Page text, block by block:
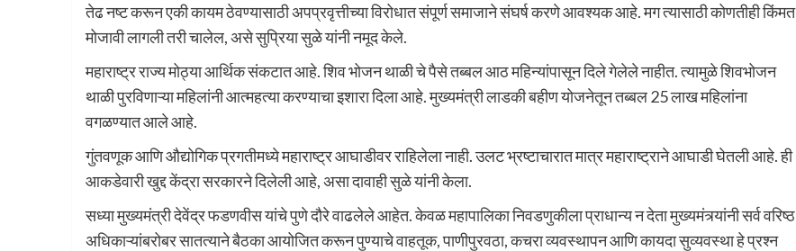
तेढ नष्ट करून एकी कायम ठेवण्यासाठी अपप्रवृत्तीच्या विरोधात संपूर्ण समाजाने संघर्ष करणे आवश्यक आहे. मग त्यासाठी कोणतीही किंमत
मोजावी लागली तरी चालेल, असे सुप्रिया सुळे यांनी नमूद केले.
महाराष्ट्र राज्य मोठ्या आर्थिक संकटात आहे. शिव भोजन थाळी चे पैसे तब्बल आठ महिन्यांपासून दिले गेलेले नाहीत. त्यामुळे शिवभोजन
थाळी पुरविणाऱ्या महिलांनी आत्महत्या करण्याचा इशारा दिला आहे. मुख्यमंत्री लाडकी बहीण योजनेतून तब्बल 25 लाख महिलांना
वगळण्यात आले आहे.
गुंतवणूक आणि औद्योगिक प्रगतीमध्ये महाराष्ट्र आघाडीवर राहिलेला नाही. उलट भ्रष्टाचारात मात्र महाराष्ट्राने आघाडी घेतली आहे. ही
आकडेवारी खुद्द केंद्रा सरकारने दिलेली आहे, असा दावाही सुळे यांनी केला.
सध्या मुख्यमंत्री देवेंद्र फडणवीस यांचे पुणे दौरे वाढलेले आहेत. केवळ महापालिका निवडणुकीला प्राधान्य न देता मुख्यमंत्र्यांनी सर्व वरिष्ठ
अधिकाऱ्यांबरोबर सातत्याने बैठका आयोजित करून पुण्याचे वाहतूक, पाणीपुरवठा, कचरा व्यवस्थापन आणि कायदा सुव्यवस्था हे प्रश्न